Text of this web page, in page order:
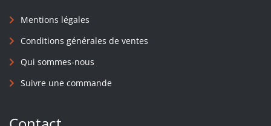
Mentions légales
Conditions générales de ventes
Qui sommes-nous
Suivre une commande